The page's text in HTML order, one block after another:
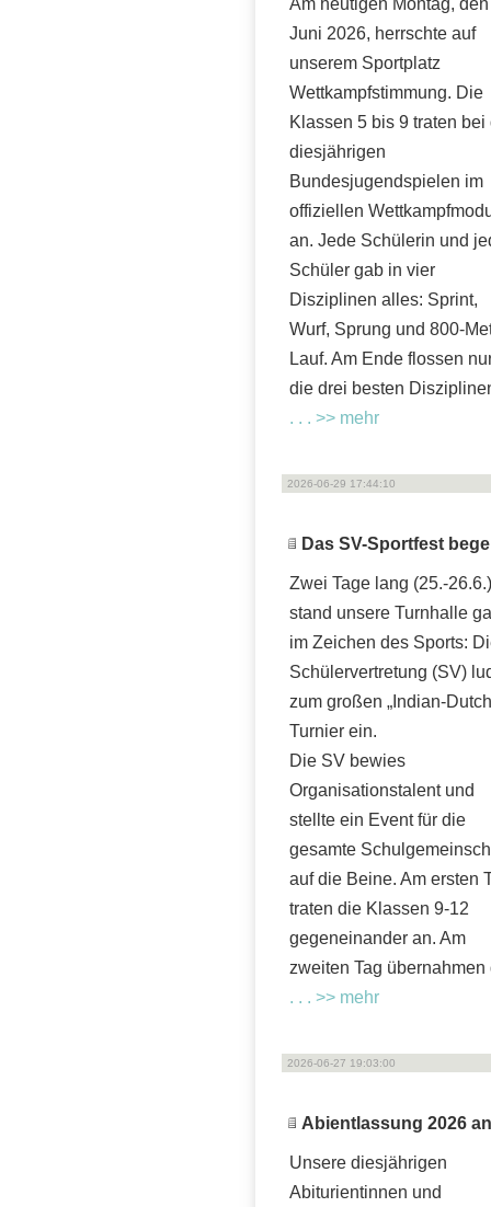
Juni 2026, herrschte auf
unserem Sportplatz
Wettkampfstimmung. Die
Klassen 5 bis 9 traten bei
diesjährigen
Bundesjugendspielen im
offiziellen
an. Jede Schülerin und
Schüler gab in vier
Disziplinen alles: Sprint,
Wurf, Sprung und 800-
Lauf. Am Ende flossen
die drei besten
. . . >> mehr
2026-06-29 17:44:10
Das SV-Sportfest
Zwei Tage lang (25.-26.6.)
stand unsere Turnhalle
im Zeichen des Sports:
Schülervertretung (SV)
zum großen „Indian-
Turnier ein.
Die SV bewies
Organisationstalent und
stellte ein Event für die
gesamte
auf die Beine. Am ersten
traten die Klassen 9-12
gegeneinander an. Am
zweiten Tag übernahmen
. . . >> mehr
2026-06-27 19:03:00
Abientlassung 2026
Unsere diesjährigen
Abiturientinnen und